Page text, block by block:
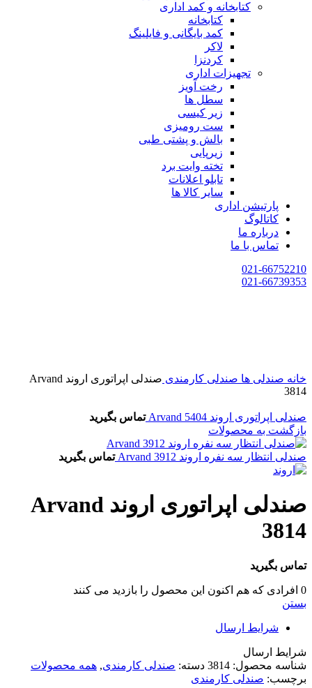
کتابخانه و کمد اداری
کتابخانه
کمد بایگانی و فایلینگ
لاکر
کردنزا
تجهیزات اداری
رخت آویز
سطل ها
زیر کیسی
ست رومیزی
بالش و پشتی طبی
زیرپایی
تخته وایت برد
تابلو اعلانات
سایر کالا ها
پارتیشن اداری
کاتالوگ
درباره ما
تماس با ما
021-66752210
021-66739353
خانه صندلی ها صندلی کارمندی
‌صندلی اپراتوری اروند Arvand
3814
‌صندلی اپراتوری اروند Arvand 5404
تماس بگیرید
بازگشت به محصولات
‌صندلی انتظار سه نفره اروند Arvand 3912 تماس بگیرید
‌صندلی اپراتوری اروند Arvand
3814
تماس بگیرید
0 افرادی که هم اکنون این محصول را بازدید می کنند
بستن
شرایط ارسال
شرایط ارسال
شناسه محصول: 3814 دسته: صندلی کارمندی, همه محصولات
برچسب: صندلی کارمندی